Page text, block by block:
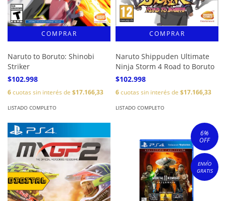
Naruto to Boruto: Shinobi
Striker
$102.998
6cuotas sin interés de $17.166,33
LISTADO COMPLETO
Naruto Shippuden Ultimate
Ninja Storm 4 Road to Boruto
$102.998
6cuotas sin interés de $17.166,33
LISTADO COMPLETO
6%
OFF
ENVÍO
GRATIS